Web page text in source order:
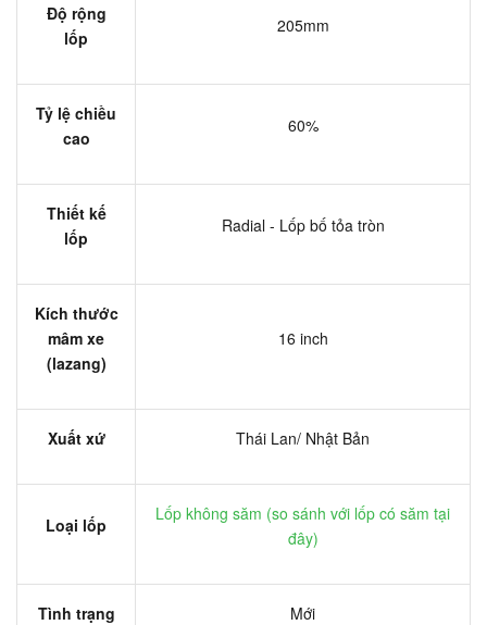
Độ rộng
lốp
205mm
Tỷ lệ chiều
cao
60%
Thiết kế
lốp
Radial - Lốp bố tỏa tròn
Kích thước
mâm xe
(lazang)
16 inch
Xuất xứ Thái Lan/ Nhật Bản
Loại lốp
Lốp không săm (so sánh với lốp có săm tại
đây)
Tình trạng Mới